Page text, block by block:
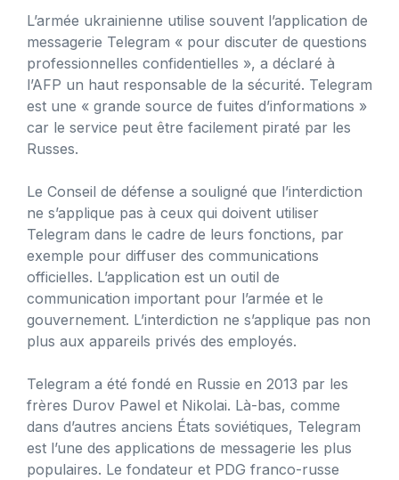
L’armée ukrainienne utilise souvent l’application de
messagerie Telegram « pour discuter de questions
professionnelles confidentielles », a déclaré à
l’AFP un haut responsable de la sécurité. Telegram
est une « grande source de fuites d’informations »
car le service peut être facilement piraté par les
Russes.
Le Conseil de défense a souligné que l’interdiction
ne s’applique pas à ceux qui doivent utiliser
Telegram dans le cadre de leurs fonctions, par
exemple pour diffuser des communications
officielles. L’application est un outil de
communication important pour l’armée et le
gouvernement. L’interdiction ne s’applique pas non
plus aux appareils privés des employés.
Telegram a été fondé en Russie en 2013 par les
frères Durov Pawel et Nikolai. Là-bas, comme
dans d’autres anciens États soviétiques, Telegram
est l’une des applications de messagerie les plus
populaires. Le fondateur et PDG franco-russe